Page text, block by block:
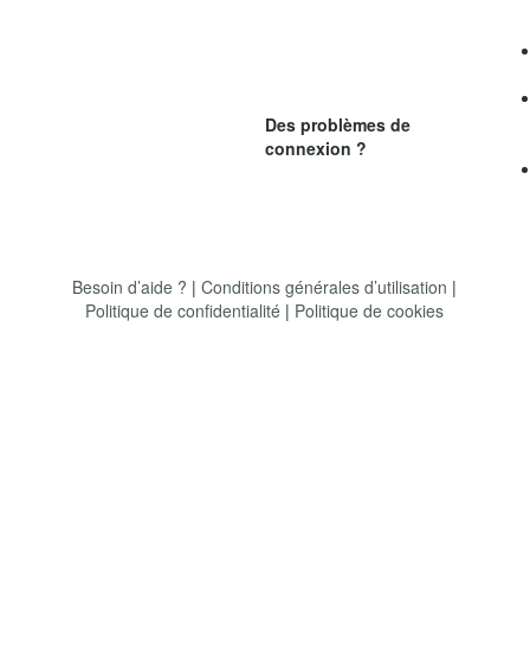
Des problèmes de
connexion ?
Besoin d’aide ? |Conditions générales d’utilisation |
Politique de confidentialité | Politique de cookies